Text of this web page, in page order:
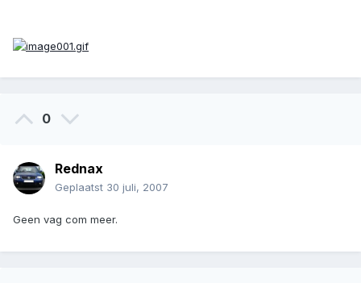
0
Rednax
Geplaatst 30 juli, 2007
Geen vag com meer.